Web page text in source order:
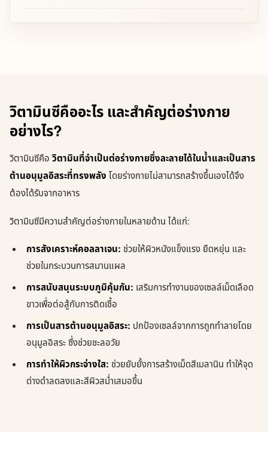
วิตามินซีคืออะไร และสำคัญต่อร่างกาย
อย่างไร?
วิตามินซีคือ วิตามินที่จำเป็นต่อร่างกายซึ่งละลายได้ในน้ำและเป็นสาร
ต้านอนุมูลอิสระที่ทรงพลัง โดยร่างกายไม่สามารถสร้างขึ้นเองได้จึง
ต้องได้รับจากอาหาร
วิตามินซีมีความสำคัญต่อร่างกายในหลายด้าน ได้แก่:
การสังเคราะห์คอลลาเจน: ช่วยให้ผิวหนังแข็งแรง ยืดหยุ่น และ
ช่วยในกระบวนการสมานแผล
การสนับสนุนระบบภูมิคุ้มกัน: เสริมการทำงานของเซลล์เม็ดเลือด
ขาวเพื่อต่อสู้กับการติดเชื้อ
การเป็นสารต้านอนุมูลอิสระ: ปกป้องเซลล์จากการถูกทำลายโดย
อนุมูลอิสระ ซึ่งช่วยชะลอวัย
การทำให้ผิวกระจ่างใส: ช่วยยับยั้งการสร้างเม็ดสีเมลานิน ทำให้จุด
ด่างดำลดลงและสีผิวสม่ำเสมอขึ้น